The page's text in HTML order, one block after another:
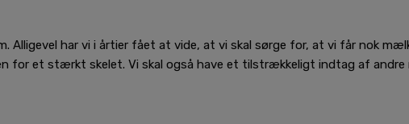
Alligevel har vi i årtier fået at vide, at vi skal sørge for, at vi får nok
for et stærkt skelet. Vi skal også have et tilstrækkeligt indtag af